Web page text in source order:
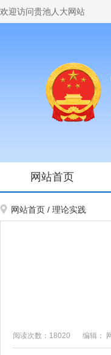
欢迎访问贵池人大网站
网站首页
网站首页 / 理论实践
阅读次数：18020 编辑：